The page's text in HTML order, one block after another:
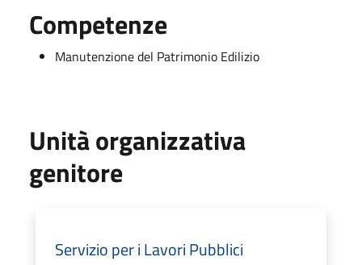
Competenze
Manutenzione del Patrimonio Edilizio
Unità organizzativa
genitore
Servizio per i Lavori Pubblici